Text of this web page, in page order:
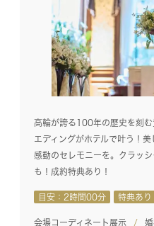
高輪が誇る100年の歴史を刻
エディングがホテルで叶う！
感動のセレモニーを。クラッ
も！成約特典あり！
目安：2時間00分 特典あり
会場コーディネート展示